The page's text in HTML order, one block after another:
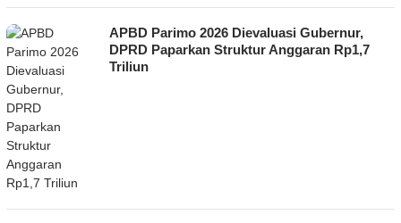
APBD Parimo 2026 Dievaluasi Gubernur,
DPRD Paparkan Struktur Anggaran Rp1,7
Triliun